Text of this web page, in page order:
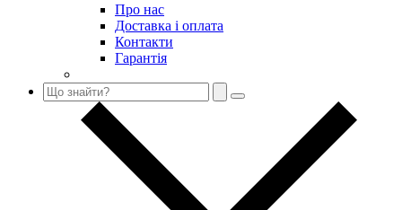
Про нас
Доставка і оплата
Контакти
Гарантія